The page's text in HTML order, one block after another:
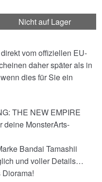
Nicht auf Lager
vom offiziellen EU-
daher später als in
dies für Sie ein
THE NEW EMPIRE
deine MonsterArts-
Bandai Tamashii
und voller Details…